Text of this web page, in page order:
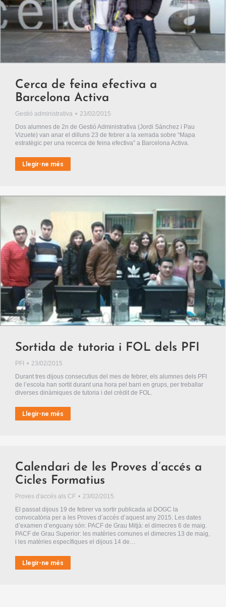
Cerca de feina efectiva a
Barcelona Activa
Gestió administrativa
23/02/2015
Dos alumnes de 2n de Gestió Administrativa (Jordi Sánchez i Pau
Vizuete) van anar el dilluns 23 de febrer a la xerrada sobre “Mapa
estratègic per una recerca de feina efectiva” a Barcelona Activa.
Llegir-ne més
Sortida de tutoria i FOL dels PFI
PFI
23/02/2015
Durant tres dijous consecutius del mes de febrer, els alumnes dels PFI
de l’escola han sortit durant una hora pel barri en grups, per treballar
diverses dinàmiques de tutoria i del crèdit de FOL.
Llegir-ne més
Calendari de les Proves d’accés a
Cicles Formatius
Proves d'accés als CF
23/02/2015
El passat dijous 19 de febrer va sortir publicada al DOGC la
convocatòria per a les Proves d’accés d’aquest any 2015. Les dates
d’examen d’enguany són: PACF de Grau Mitjà: el dimecres 6 de maig.
PACF de Grau Superior: les matèries comunes el dimecres 13 de maig,
i les matèries específiques el dijous 14 de…
Llegir-ne més